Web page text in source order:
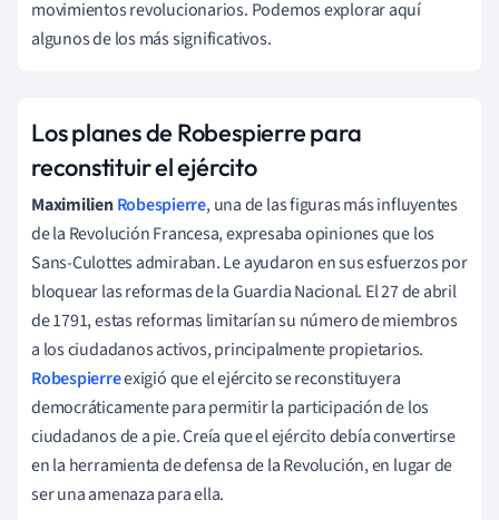
movimientos revolucionarios. Podemos explorar aquí
algunos de los más significativos.
Los planes de Robespierre para
reconstituir el ejército
MaximilienRobespierre, una de las figuras más influyentes
de la Revolución Francesa, expresaba opiniones que los
Sans-Culottes admiraban. Le ayudaron en sus esfuerzos por
bloquear las reformas de la Guardia Nacional. El 27 de abril
de 1791, estas reformas limitarían su número de miembros
a los ciudadanos activos, principalmente propietarios.
Robespierreexigió que el ejército se reconstituyera
democráticamente para permitir la participación de los
ciudadanos de a pie. Creía que el ejército debía convertirse
en la herramienta de defensa de la Revolución, en lugar de
ser una amenaza para ella.